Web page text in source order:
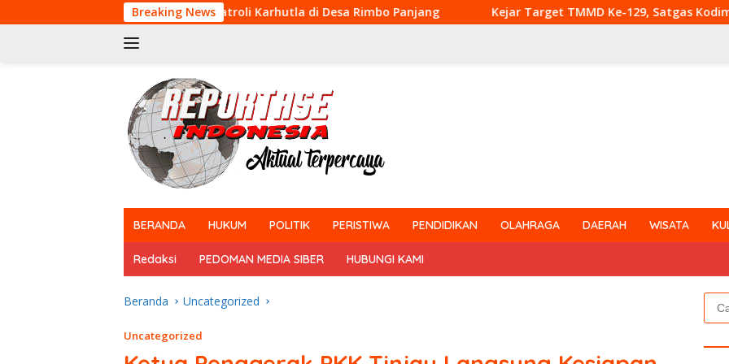
ke
Breaking News
Gencarkan Patroli Karhutla di Desa Rimbo Panjang Kejar Target TMMD Ke-129, Satgas Kodim 0313/KPR Lembur
BERANDA HUKUM POLITIK PERISTIWA PENDIDIKAN OLAHRAGA DAERAH WISATA
Redaksi PEDOMAN MEDIA SIBER HUBUNGI KAMI
Beranda Uncategorized
Uncategorized
Cari
untuk: